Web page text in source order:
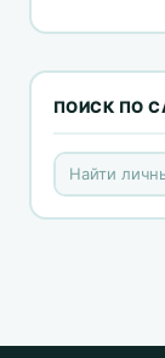
ПОИСК ПО